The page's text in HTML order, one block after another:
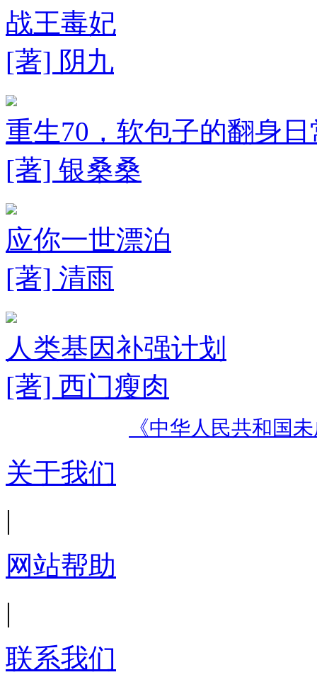
战王毒妃
[著] 阴九
重生70，软包子的翻身日
[著] 银桑桑
应你一世漂泊
[著] 清雨
人类基因补强计划
[著] 西门瘦肉
《中华人民共和国
关于我们
|
网站帮助
|
联系我们